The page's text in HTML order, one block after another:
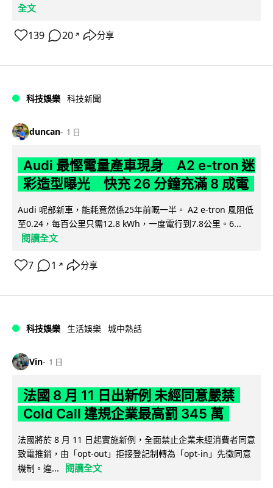
全文
139 20 ↗ 分享
科技娛樂 科技新聞
duncan 1 日
Audi 最慳電量產車現身 A2 e-tron 迷
彩造型曝光 快充 26 分鐘充滿 8 成電
Audi 呢部新車，能耗竟然係25年前嘅一半。 A2 e-tron 風阻低
至0.24，每百公里只需12.8 kWh，一度電行到7.8公里。6...
閱讀全文
7 1 ↗ 分享
科技娛樂 生活娛樂 城中熱話
Vin 1 日
法國 8 月 11 日出新例 未經同意嚴禁
Cold Call 違規企業最高罰 345 萬
法國將於 8 月 11 日起實施新例，全面禁止企業未經消費者同意
致電推銷，由「opt-out」拒接登記制轉為「opt-in」先徵同意
機制。違...
閱讀全文